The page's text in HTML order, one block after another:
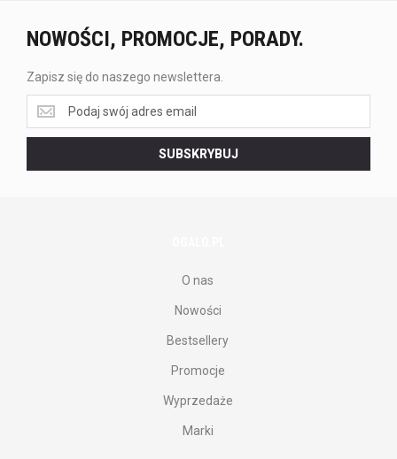
NOWOŚCI, PROMOCJE, PORADY.
Zapisz się do naszego newslettera.
Zapisz
się
do
newslettera.
SUBSKRYBUJ
O nas
Nowości
Bestsellery
Promocje
Wyprzedaże
Marki